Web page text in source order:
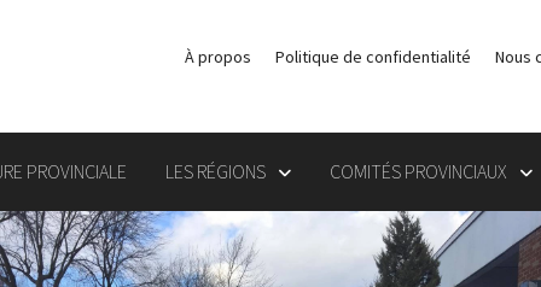
À propos Politique de confidentialité Nous
PROVINCIALE LES RÉGIONS COMITÉS PROVINCIAUX